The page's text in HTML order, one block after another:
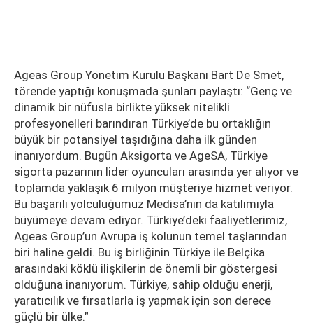
Ageas Group Yönetim Kurulu Başkanı Bart De Smet,
törende yaptığı konuşmada şunları paylaştı: “Genç ve
dinamik bir nüfusla birlikte yüksek nitelikli
profesyonelleri barındıran Türkiye’de bu ortaklığın
büyük bir potansiyel taşıdığına daha ilk günden
inanıyordum. Bugün Aksigorta ve AgeSA, Türkiye
sigorta pazarının lider oyuncuları arasında yer alıyor ve
toplamda yaklaşık 6 milyon müşteriye hizmet veriyor.
Bu başarılı yolculuğumuz Medisa’nın da katılımıyla
büyümeye devam ediyor. Türkiye’deki faaliyetlerimiz,
Ageas Group’un Avrupa iş kolunun temel taşlarından
biri haline geldi. Bu iş birliğinin Türkiye ile Belçika
arasındaki köklü ilişkilerin de önemli bir göstergesi
olduğuna inanıyorum. Türkiye, sahip olduğu enerji,
yaratıcılık ve fırsatlarla iş yapmak için son derece
güçlü bir ülke.”